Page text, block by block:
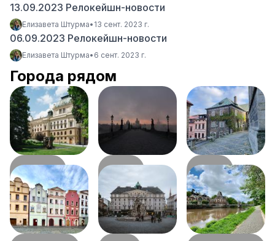
13.09.2023 Релокейшн-новости
Елизавета Штурма• 13 сент. 2023 г.
06.09.2023 Релокейшн-новости
Елизавета Штурма• 6 сент. 2023 г.
Города рядом
Пльзень
116км
Колин
128км